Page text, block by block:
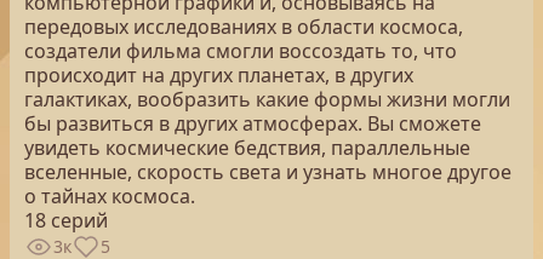
передовых исследованиях в области космоса,
создатели фильма смогли воссоздать то, что
происходит на других планетах, в других
галактиках, вообразить какие формы жизни могли
бы развиться в других атмосферах. Вы сможете
увидеть космические бедствия, параллельные
вселенные, скорость света и узнать многое другое
о тайнах космоса.
18 серий
3к 5